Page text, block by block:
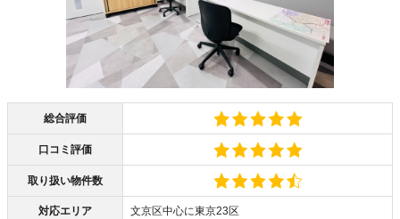
総合評価
口コミ評価
取り扱い物件数
対応エリア 文京区中心に東京23区